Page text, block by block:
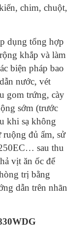
chim, chuột,
dụng tổng hợp
khắp và làm
biện pháp bao
nước, vét
gom trứng, cày
sớm (trước
khi sạ không
đủ ẩm, sử
sau thu
vịt ăn ốc để
trị bằng
dẫn trên nhãn